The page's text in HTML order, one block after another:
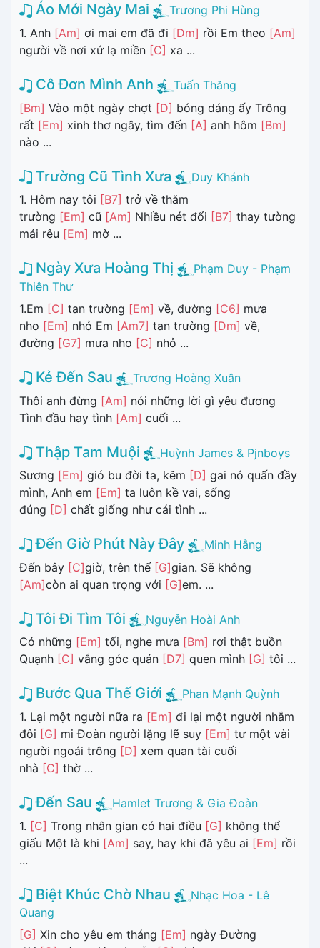
Áo Mới Ngày Mai
Trương Phi Hùng
1. Anh [Am] ơi mai em đã đi [Dm] rồi Em theo [Am]
người về nơi xứ lạ miền [C] xa ...
Cô Đơn Mình Anh
Tuấn Thăng
[Bm] Vào một ngày chợt [D] bóng dáng ấy Trông
rất [Em] xinh thơ ngây, tìm đến [A] anh hôm [Bm]
nào ...
Trường Cũ Tình Xưa
Duy Khánh
1. Hôm nay tôi [B7] trở về thăm
trường [Em] cũ [Am] Nhiều nét đổi [B7] thay tường
mái rêu [Em] mờ ...
Ngày Xưa Hoàng Thị
Phạm Duy - Phạm
Thiên Thư
1.Em [C] tan trường [Em] về, đường [C6] mưa
nho [Em] nhỏ Em [Am7] tan trường [Dm] về,
đường [G7] mưa nho [C] nhỏ ...
Kẻ Đến Sau
Trương Hoàng Xuân
Thôi anh đừng [Am] nói những lời gì yêu đương
Tình đầu hay tình [Am] cuối ...
Thập Tam Muội
Huỳnh James & Pjnboys
Sương [Em] gió bu đời ta, kẽm [D] gai nó quấn đầy
mình, Anh em [Em] ta luôn kề vai, sống
đúng [D] chất giống như cái tình ...
Đến Giờ Phút Này Đây
Minh Hằng
Đến bây [C]giờ, trên thế [G]gian. Sẽ không
[Am]còn ai quan trọng với [G]em. ...
Tôi Đi Tìm Tôi
Nguyễn Hoài Anh
Có những [Em] tối, nghe mưa [Bm] rơi thật buồn
Quạnh [C] vắng góc quán [D7] quen mình [G] tôi ...
Bước Qua Thế Giới
Phan Mạnh Quỳnh
1. Lại một người nữa ra [Em] đi lại một người nhắm
đôi [G] mi Đoàn người lặng lẽ suy [Em] tư một vài
người ngoái trông [D] xem quan tài cuối
nhà [C] thờ ...
Đến Sau
Hamlet Trương & Gia Đoàn
1. [C] Trong nhân gian có hai điều [G] không thể
giấu Một là khi [Am] say, hay khi đã yêu ai [Em] rồi
...
Biệt Khúc Chờ Nhau
Nhạc Hoa - Lê
Quang
[G] Xin cho yêu em tháng [Em] ngày Đường